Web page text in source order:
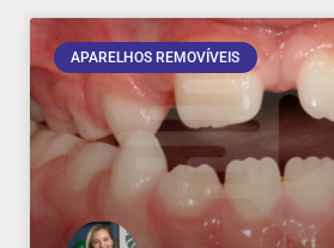
APARELHOS REMOVÍVEIS